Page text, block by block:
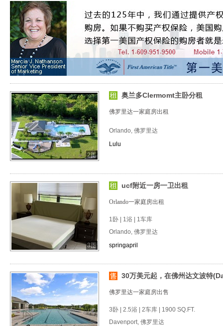
2图
奥兰多Clermomt主卧分租
佛罗里达一家庭房出租
Orlando, 佛罗里达
Lulu
3图
ucf附近一房一卫出租
Orlando一家庭房出租
1卧 | 1浴 | 1车库
Orlando, 佛罗里达
springapril
30万美元起，在佛州达文波特
佛罗里达一家庭房出售
3卧 | 2.5浴 | 2车库 | 1900 SQ.FT.
Davenport, 佛罗里达